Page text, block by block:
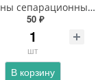
Пластины сепарационные лавсановые 1.041
50 ₽
шт
В корзину